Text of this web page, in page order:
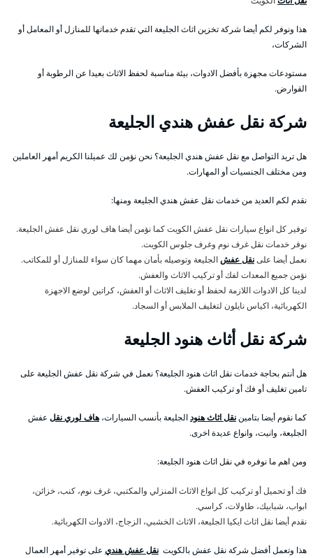
هذا ونوفر لكم أيضا شركة تخزين اثاث الجليعة التي تقدم خدماتها للمنازل أو المعامل أو
الشركات،
مستودعات مجهزة بأفضل الادوات، بيئة مناسبة لحفظ الاثاث بعيدا عن الرطوبة أو
القوارض.
شركة نقل عفش هندي الجليعة
هل تريد التواصل مع نقل عفش هندي الجليعة؟ نحن نؤمن لك عميلنا الكريم أمهر العاملين
ومن مختلف الجنسيات أو المهارات.
نقدم لكم العديد من خدمات نقل عفش هندي الجليعة ومنها:
توفير كل انواع سيارات نقل عفش الكويت كما نؤمن أيضا هاف لوري نقل عفش الجليعة.
نوفر خدمات نقل غرف نوم وغرف جلوس الكويت.
نعمل أيضا علىنقل عفشالجليعة وتوصيله بأمان مهما كان سواء للمنازل أو للمكاتب.
نؤمن جميع المعدات لفك أو تركيب الاثاث والعفش.
لدينا كل الادوات اللازمة لحفظ أو تغليف الاثاث أو العفش، كراتين لوضع الاجهزة
الكهربائية، اكياس نايلون لتغليف الملابس أو السجاد.
شركة نقل أثاث هنود الجليعة
هل أنتم بحاجة خدمات نقل اثاث هنود الجليعة؟ نعمل في شركة نقل عفش الجليعة على
تامين تغليف أو فك أو تركيب العفش.
كما نقوم أيضا بتاميننقل اثاث هنودالجليعة بأنسب السيارات، هاف لوري نقل عفش
الجليعة، وانيت، وانواع عديدة اخرى.
ومن اهم ما نوفره في نقل اثاث هنود الجليعة:
فك أو تحميل أو تركيب كل انواع الاثاث المنزلي والمكتبي، غرف نوم، كنب، خزائن،
ابواب، شبابيك، طاولات، كراسي.
نقدم أيضا نقل اثاث ايكيا الجليعة، الاثاث الخشبي، الزجاج، الادوات الكهربائية.
هذا وتعمل أفضل شركة نقل عفش بالكويت نقل عفش هندي على توفير أمهر العمال